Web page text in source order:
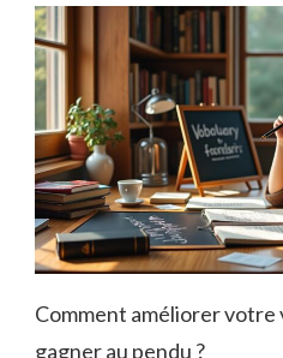
Comment améliorer votre
gagner au pendu ?